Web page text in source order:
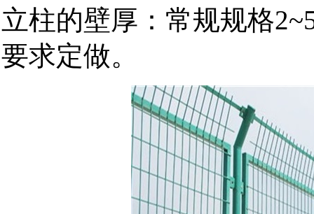
立柱的壁厚：常规规格
要求定做。